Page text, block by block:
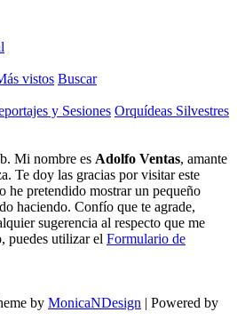
vistos Buscar
y Sesiones Orquídeas Silvestres
Mi nombre es Adolfo Ventas, amante
Te doy las gracias por visitar este
he pretendido mostrar un pequeño
haciendo. Confío que te agrade,
sugerencia al respecto que me
puedes utilizar el Formulario de
by MonicaNDesign | Powered by